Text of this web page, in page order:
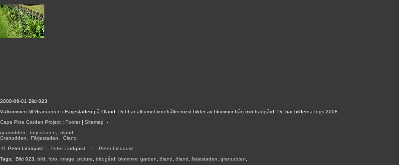
2008-06-01 Bild 023
Välkommen till Granudden i Färjestaden på Öland. Det här albumet innehåller mest bilder av blommor från min trädgård. De här bilderna togs 2008.
Cape Pine Garden Project | Footer | Sitemap -
granudden
färjestaden
öland
Granudden
Färjestaden
Öland
© Peter Lindquist : Peter Lindquist | Peter Lindquist
Tags: Bild 023 bild foto image picture trädgård blommor, garden öland öland färjestaden granudden